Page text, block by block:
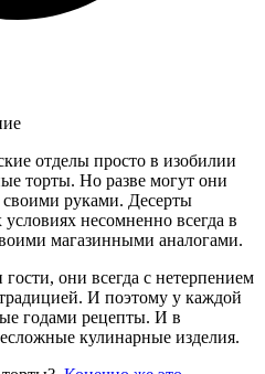
отделы просто в изобилии
торты. Но разве могут они
своими руками. Десерты
несомненно всегда в
магазинными аналогами.
они всегда с нетерпением
И поэтому у каждой
годами рецепты. И в
кулинарные изделия.